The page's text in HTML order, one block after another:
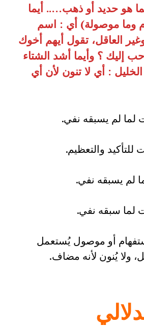
هو حديد أو ذهب….. أيما
وما موصولة) أي : اسم
العاقل، تقول أيهم أخوك
إليك ؟ وأيما أشد الشتاء
: أي لا تنون لأن أي
لما لم يسبقه نفي.
والتعظيم.
لم يسبقه نفي.
لما سبقه نفي.
أو موصول يُستعمل
ولا يُنون لأنه مضاف.